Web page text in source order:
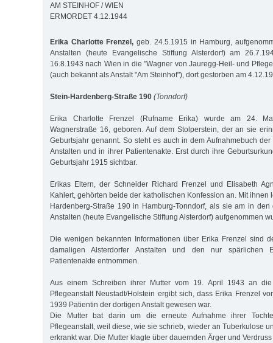
AM STEINHOF / WIEN
ERMORDET 4.12.1944
Erika Charlotte Frenzel, geb. 24.5.1915 in Hamburg,
Anstalten (heute Evangelische Stiftung Alsterdorf) am
16.8.1943 nach Wien in die "Wagner von Jauregg-Heil- und
(auch bekannt als Anstalt "Am Steinhof"), dort gestorben am
Stein-Hardenberg-Straße 190 (Tonndorf)
Erika Charlotte Frenzel (Rufname Erika) wurde am 24.
Wagnerstraße 16, geboren. Auf dem Stolperstein, der an sie
Geburtsjahr genannt. So steht es auch in dem Aufnahmebuch
Anstalten und in ihrer Patientenakte. Erst durch ihre
Geburtsjahr 1915 sichtbar.
Erikas Eltern, der Schneider Richard Frenzel und Elisabeth
Kahlert, gehörten beide der katholischen Konfession an. Mit ihnen
Hardenberg-Straße 190 in Hamburg-Tonndorf, als sie am in den
Anstalten (heute Evangelische Stiftung Alsterdorf) aufgenommen
Die wenigen bekannten Informationen über Erika Frenzel sind
damaligen Alsterdorfer Anstalten und den nur spärlichen
Patientenakte entnommen.
Aus einem Schreiben ihrer Mutter vom 19. April 1943 an
Pflegeanstalt Neustadt/Holstein ergibt sich, dass Erika Frenzel
1939 Patientin der dortigen Anstalt gewesen war.
Die Mutter bat darin um die erneute Aufnahme ihrer
Pflegeanstalt, weil diese, wie sie schrieb, wieder an Tuberkulose
erkrankt war. Die Mutter klagte über dauernden Ärger und